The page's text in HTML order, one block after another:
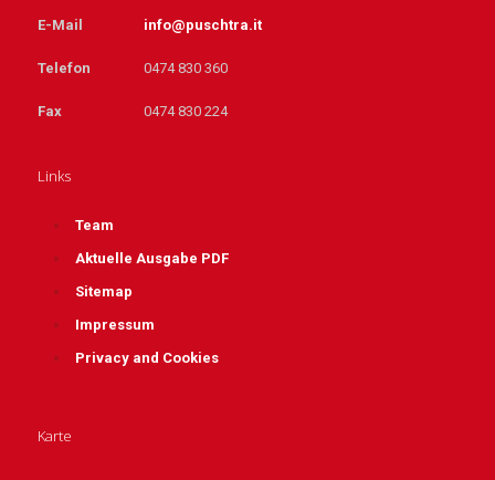
E-Mail info@puschtra.it
Telefon 0474 830 360
Fax 0474 830 224
Links
Team
Aktuelle Ausgabe PDF
Sitemap
Impressum
Privacy and Cookies
Karte